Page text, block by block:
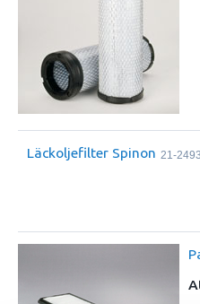
Läckoljefilter Spinon 21-2493